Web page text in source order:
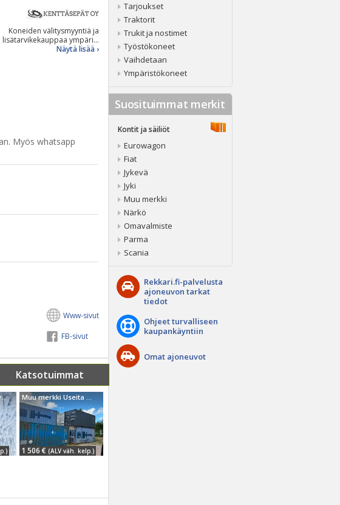
Koneiden välitysmyyntiä ja
lisätarvikekauppaa ympäri...
Näytä lisää ›
Myös whatsapp
Www-sivut
FB-sivut
Katsotuimmat
Muu merkki Kontti varastoksi tai työhön Muu merkki Useita erimallisia merikonttia Urjalan varastossa
1 506 € (ALV väh. kelp.)
Tarjoukset
Traktorit
Trukit ja nostimet
Työstökoneet
Vaihdetaan
Ympäristökoneet
Suosituimmat merkit
Kontit ja säiliöt
Eurowagon
Fiat
Jykevä
Jyki
Muu merkki
Närkö
Omavalmiste
Parma
Scania
Rekkari.fi-palvelusta
ajoneuvon tarkat
tiedot
Ohjeet turvalliseen
kaupankäyntiin
Omat ajoneuvot